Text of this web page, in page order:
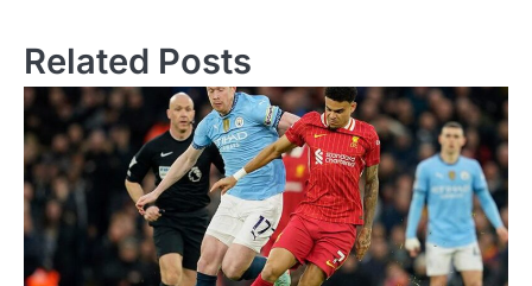
Related Posts